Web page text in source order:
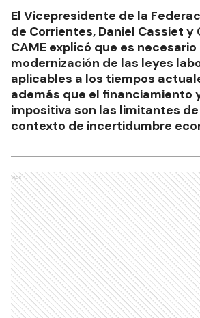
El Vicepresidente de la
de Corrientes, Daniel Cassiet y
CAME explicó que es
modernización de las leyes
aplicables a los tiempos
además que el financiamiento
impositiva son las limitantes
contexto de incertidumbre
Ads